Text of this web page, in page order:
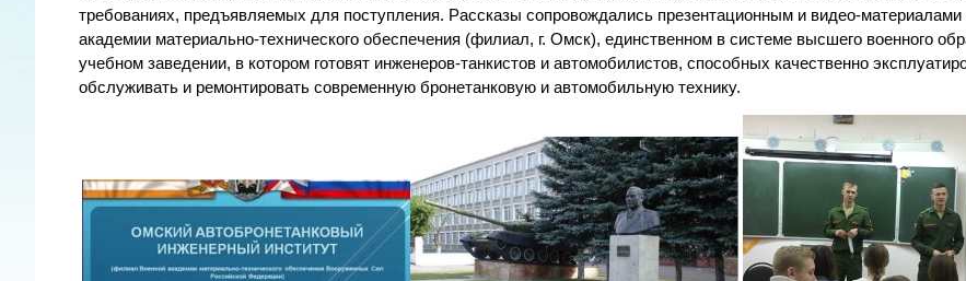
требованиях, предъявляемых для поступления. Рассказы сопровождались презентационным и видео-материалами
академии материально-технического обеспечения (филиал, г. Омск), единственном в системе высшего военного
учебном заведении, в котором готовят инженеров-танкистов и автомобилистов, способных качественно
обслуживать и ремонтировать современную бронетанковую и автомобильную технику.